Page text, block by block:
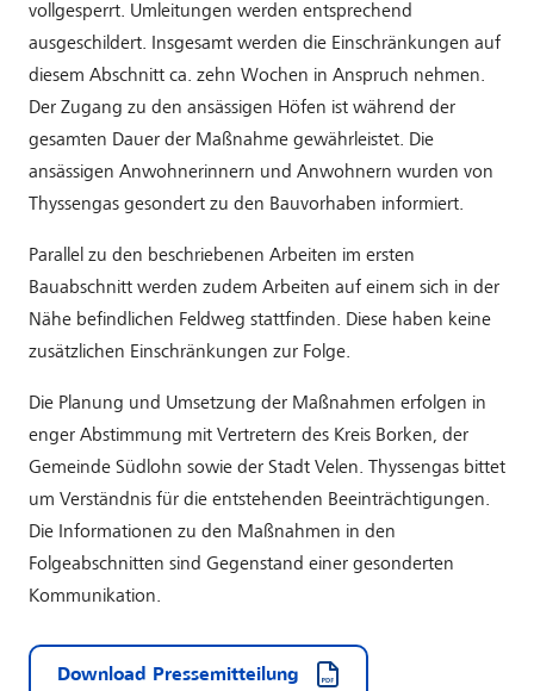
vollgesperrt. Umleitungen werden entsprechend
ausgeschildert. Insgesamt werden die Einschränkungen auf
diesem Abschnitt ca. zehn Wochen in Anspruch nehmen.
Der Zugang zu den ansässigen Höfen ist während der
gesamten Dauer der Maßnahme gewährleistet. Die
ansässigen Anwohnerinnern und Anwohnern wurden von
Thyssengas gesondert zu den Bauvorhaben informiert.
Parallel zu den beschriebenen Arbeiten im ersten
Bauabschnitt werden zudem Arbeiten auf einem sich in der
Nähe befindlichen Feldweg stattfinden. Diese haben keine
zusätzlichen Einschränkungen zur Folge.
Die Planung und Umsetzung der Maßnahmen erfolgen in
enger Abstimmung mit Vertretern des Kreis Borken, der
Gemeinde Südlohn sowie der Stadt Velen. Thyssengas bittet
um Verständnis für die entstehenden Beeinträchtigungen.
Die Informationen zu den Maßnahmen in den
Folgeabschnitten sind Gegenstand einer gesonderten
Kommunikation.
Download Pressemitteilung